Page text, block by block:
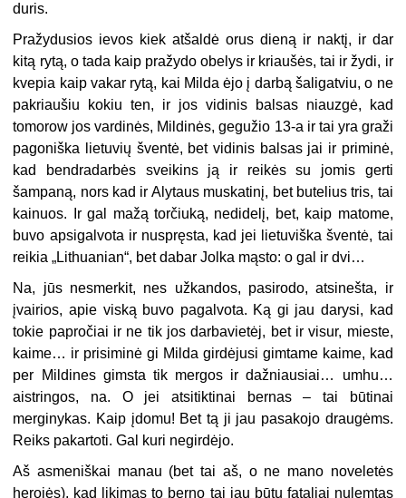
duris.
Pražydusios ievos kiek atšaldė orus dieną ir naktį, ir dar
kitą rytą, o tada kaip pražydo obelys ir kriaušės, tai ir žydi, ir
kvepia kaip vakar rytą, kai Milda ėjo į darbą šaligatviu, o ne
pakriaušiu kokiu ten, ir jos vidinis balsas niauzgė, kad
tomorow jos vardinės, Mildinės, gegužio 13-a ir tai yra graži
pagoniška lietuvių šventė, bet vidinis balsas jai ir priminė,
kad bendradarbės sveikins ją ir reikės su jomis gerti
šampaną, nors kad ir Alytaus muskatinį, bet butelius tris, tai
kainuos. Ir gal mažą torčiuką, nedidelį, bet, kaip matome,
buvo apsigalvota ir nuspręsta, kad jei lietuviška šventė, tai
reikia „Lithuanian“, bet dabar Jolka mąsto: o gal ir dvi…
Na, jūs nesmerkit, nes užkandos, pasirodo, atsinešta, ir
įvairios, apie viską buvo pagalvota. Ką gi jau darysi, kad
tokie papročiai ir ne tik jos darbavietėj, bet ir visur, mieste,
kaime… ir prisiminė gi Milda girdėjusi gimtame kaime, kad
per Mildines gimsta tik mergos ir dažniausiai… umhu…
aistringos, na. O jei atsitiktinai bernas – tai būtinai
merginykas. Kaip įdomu! Bet tą ji jau pasakojo draugėms.
Reiks pakartoti. Gal kuri negirdėjo.
Aš asmeniškai manau (bet tai aš, o ne mano noveletės
herojės), kad likimas to berno tai jau būtų fataliai nulemtas